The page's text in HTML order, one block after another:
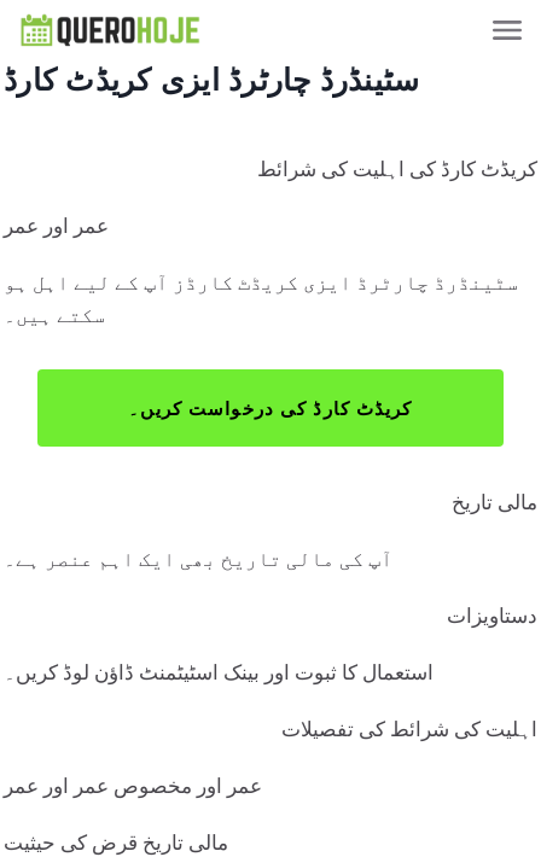
سٹینڈرڈ چارٹرڈ ایزی کریڈٹ کارڈ
کریڈٹ کارڈ کی اہلیت کی شرائط
عمر اور عمر
سٹینڈرڈ چارٹرڈ ایزی کریڈٹ کارڈز آپ کے لیے اہل ہو
سکتے ہیں۔
کریڈٹ کارڈ کی درخواست کریں۔
مالی تاریخ
آپ کی مالی تاریخ بھی ایک اہم عنصر ہے۔
دستاویزات
استعمال کا ثبوت اور بینک اسٹیٹمنٹ ڈاؤن لوڈ کریں۔
اہلیت کی شرائط کی تفصیلات
عمر اور مخصوص عمر اور عمر
مالی تاریخ قرض کی حیثیت